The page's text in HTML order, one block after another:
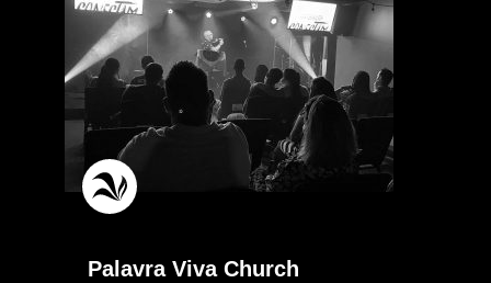
Palavra Viva Church